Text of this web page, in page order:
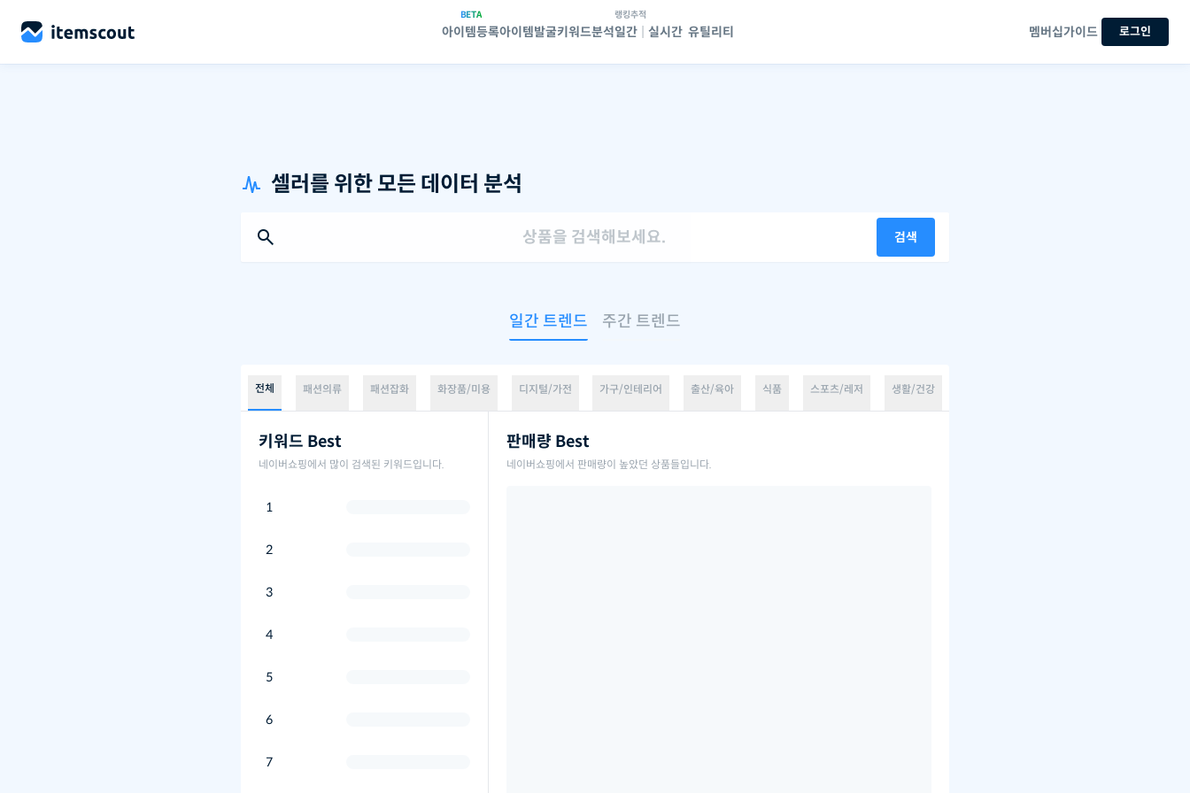
BETA
아이템등록아이템발굴키워드분석
랭킹추적
일간 실시간 유틸리티 멤버십가이드 로그인
 셀러를 위한 모든 데이터 분석
 검색
일간 트렌드 주간 트렌드
전체 패션의류 패션잡화 화장품/미용 디지털/가전 가구/인테리어 출산/육아 식품 스포츠/레저 생활/건강
키워드 Best
네이버쇼핑에서 많이 검색된 키워드입니다.
1
2
3
4
5
6
7
판매량 Best
네이버쇼핑에서 판매량이 높았던 상품들입니다.